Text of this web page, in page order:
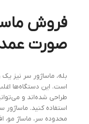
فروش
صورت عمده
بله، ماساژور سر نیز یک
است. این دستگاه‌ها اغلب
طراحی شده‌اند و می‌توانید
استفاده کنید. ماساژور
محدوده سر، ماساژ مو،